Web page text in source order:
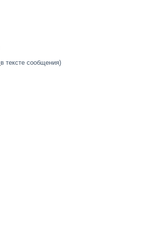
в тексте сообщения)